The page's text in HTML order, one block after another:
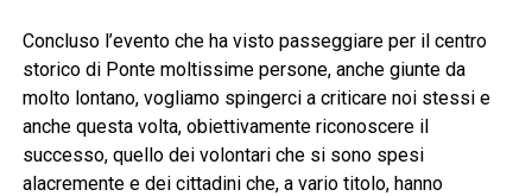
Concluso l’evento che ha visto passeggiare per il centro
storico di Ponte moltissime persone, anche giunte da
molto lontano, vogliamo spingerci a criticare noi stessi e
anche questa volta, obiettivamente riconoscere il
successo, quello dei volontari che si sono spesi
alacremente e dei cittadini che, a vario titolo, hanno